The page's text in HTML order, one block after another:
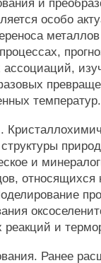
и
особо
ассоциаций,
температур.
и
относящихся
реакций и
Ранее